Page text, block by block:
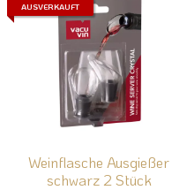
AUSVERKAUFT
Weinflasche Ausgießer
schwarz 2 Stück